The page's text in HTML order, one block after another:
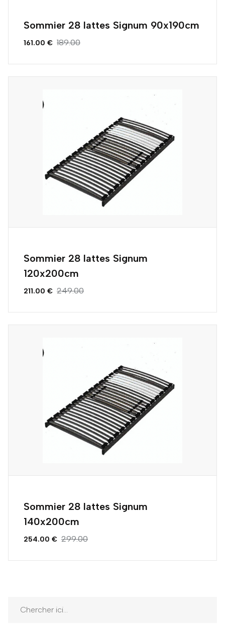
Sommier 28 lattes Signum 90x190cm
161.00 € 189.00
Sommier 28 lattes Signum
120x200cm
211.00 € 249.00
Sommier 28 lattes Signum
140x200cm
254.00 € 299.00